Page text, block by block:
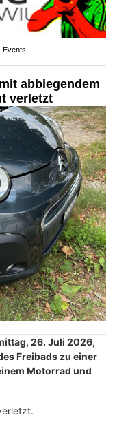
Events
abbiegendem
verletzt
26. Juli 2026,
Freibads zu einer
Motorrad und